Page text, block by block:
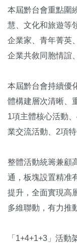
本屆黔台會重點圍
慧、文化和旅遊等
企業家、青年菁英
企業共敘同胞情誼
本屆黔台會持續優
體構建層次清晰、
1項主體核心活動
業交流活動、2項特
整體活動統籌兼顧
通，板塊設置精准
提升，全面實現高
多維聯動，有力推
「1+4+1+3」活